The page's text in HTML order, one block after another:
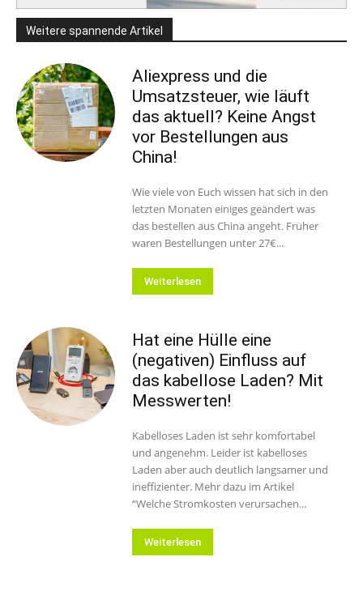
Weitere spannende Artikel
Aliexpress und die
Umsatzsteuer, wie läuft
das aktuell? Keine Angst
vor Bestellungen aus
China!
Wie viele von Euch wissen hat sich in den
letzten Monaten einiges geändert was
das bestellen aus China angeht. Früher
waren Bestellungen unter 27€...
Weiterlesen
Hat eine Hülle eine
(negativen) Einfluss auf
das kabellose Laden? Mit
Messwerten!
Kabelloses Laden ist sehr komfortabel
und angenehm. Leider ist kabelloses
Laden aber auch deutlich langsamer und
ineffizienter. Mehr dazu im Artikel
“Welche Stromkosten verursachen...
Weiterlesen